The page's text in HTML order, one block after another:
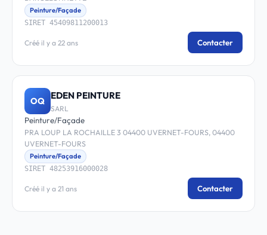
Peinture/Façade
SIRET 45409811200013
Créé il y a 22 ans Contacter
OQ EDEN PEINTURE
SARL
Peinture/Façade
PRA LOUP LA ROCHAILLE 3 04400 UVERNET-FOURS, 04400
UVERNET-FOURS
Peinture/Façade
SIRET 48253916000028
Créé il y a 21 ans Contacter